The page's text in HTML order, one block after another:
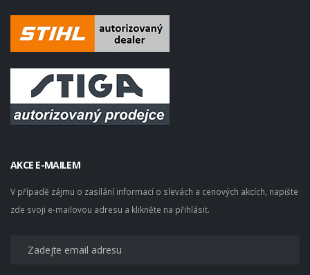
AKCE E-MAILEM
V případě zájmu o zasílání informací o slevách a cenových akcích, napište
zde svoji e-mailovou adresu a klikněte na přihlásit.